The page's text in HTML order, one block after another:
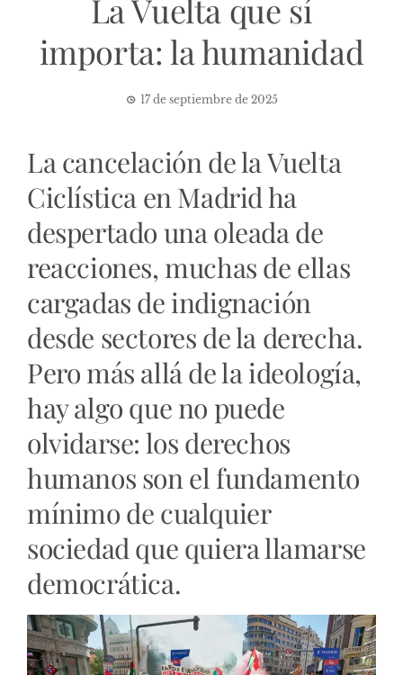
La Vuelta que sí
importa: la humanidad
17 de septiembre de 2025
La cancelación de la Vuelta
Ciclística en Madrid ha
despertado una oleada de
reacciones, muchas de ellas
cargadas de indignación
desde sectores de la derecha.
Pero más allá de la ideología,
hay algo que no puede
olvidarse: los derechos
humanos son el fundamento
mínimo de cualquier
sociedad que quiera llamarse
democrática.